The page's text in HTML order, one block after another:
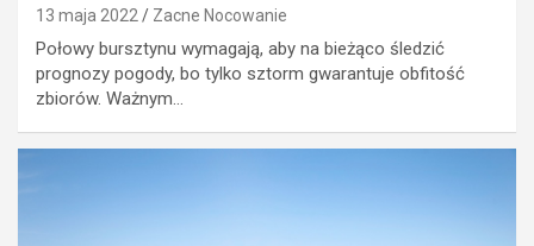
13 maja 2022 Zacne Nocowanie
Połowy bursztynu wymagają, aby na bieżąco śledzić
prognozy pogody, bo tylko sztorm gwarantuje obfitość
zbiorów. Ważnym…